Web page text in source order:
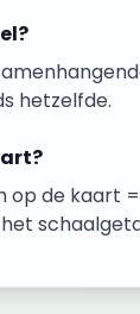
hetzelfde.
op de